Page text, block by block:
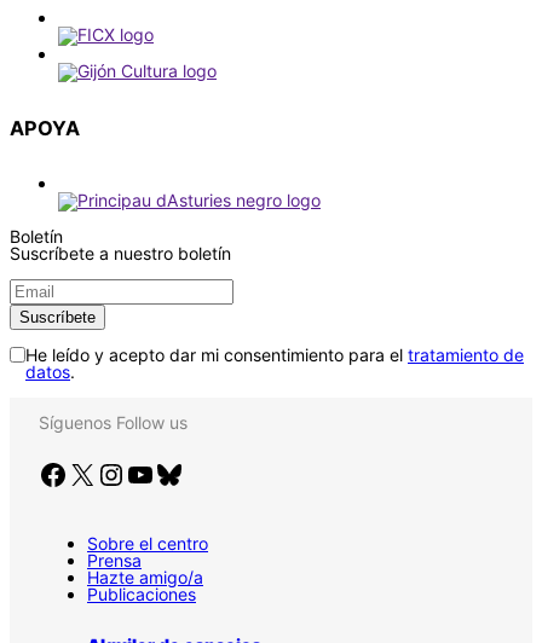
APOYA
Boletín
Suscríbete a nuestro boletín
He leído y acepto dar mi consentimiento para el tratamiento de
datos.
Síguenos Follow us
Facebook X Instagram YouTube Bluesky
Sobre el centro
Prensa
Hazte amigo/a
Publicaciones